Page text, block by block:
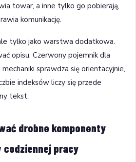
towar, a inne tylko go pobierają,
komunikację.
tylko jako warstwa dodatkowa.
opisu. Czerwony pojemnik dla
sprawdza się orientacyjnie,
indeksów liczy się przede
tekst.
drobne komponenty
pracy